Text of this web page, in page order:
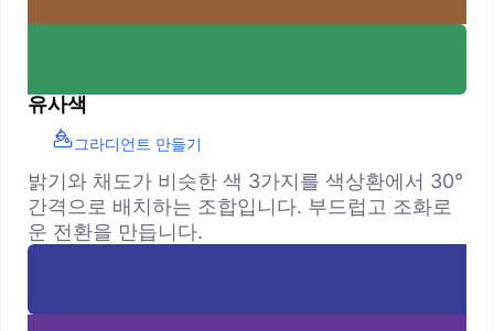
유사색
그라디언트 만들기
밝기와 채도가 비슷한 색 3가지를 색상환에서 30°
간격으로 배치하는 조합입니다. 부드럽고 조화로
운 전환을 만듭니다.